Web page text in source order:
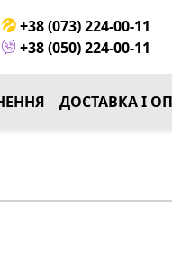
+38 (073) 224-00-11
+38 (050) 224-00-11
ДОСТАВКА І